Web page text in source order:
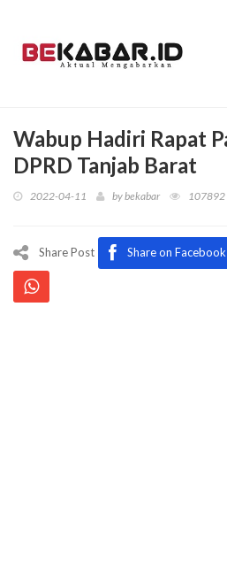
Wabup Hadiri Rapat
DPRD Tanjab Barat
2022-04-11 bybekabar 107892
Share Post Share on Facebook